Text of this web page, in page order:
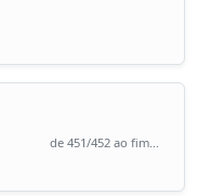
de 451/452 ao fim...